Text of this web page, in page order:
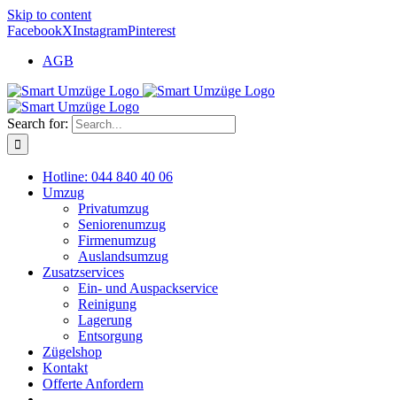
Skip to content
FacebookXInstagramPinterest
AGB
Search for:
Hotline: 044 840 40 06
Umzug
Privatumzug
Seniorenumzug
Firmenumzug
Auslandsumzug
Zusatzservices
Ein- und Auspackservice
Reinigung
Lagerung
Entsorgung
Zügelshop
Kontakt
Offerte Anfordern